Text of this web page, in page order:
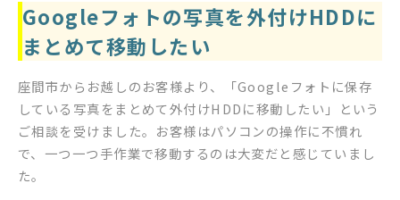
Googleフォトの写真を外付けHDDに
まとめて移動したい
座間市からお越しのお客様より、「Googleフォトに保存
している写真をまとめて外付けHDDに移動したい」という
ご相談を受けました。お客様はパソコンの操作に不慣れ
で、一つ一つ手作業で移動するのは大変だと感じていまし
た。